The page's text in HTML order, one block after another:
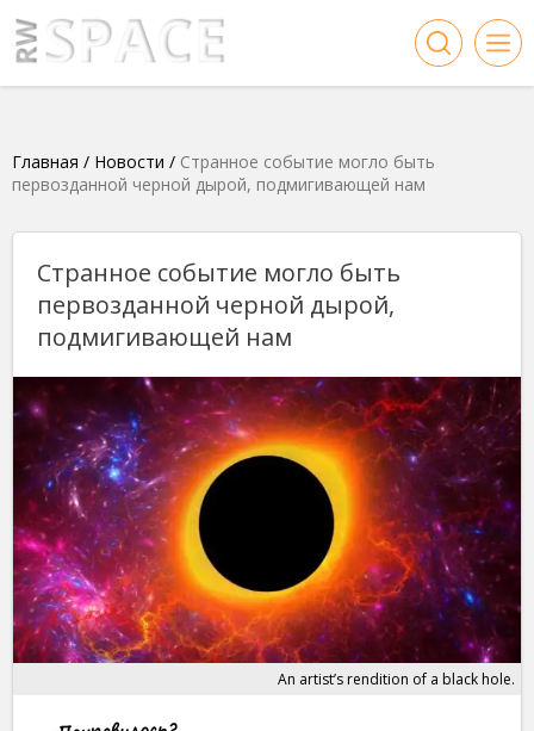
Главная / Новости / Странное событие могло быть
первозданной черной дырой, подмигивающей нам
Странное событие могло быть
первозданной черной дырой,
подмигивающей нам
An artist’s rendition of a black hole.